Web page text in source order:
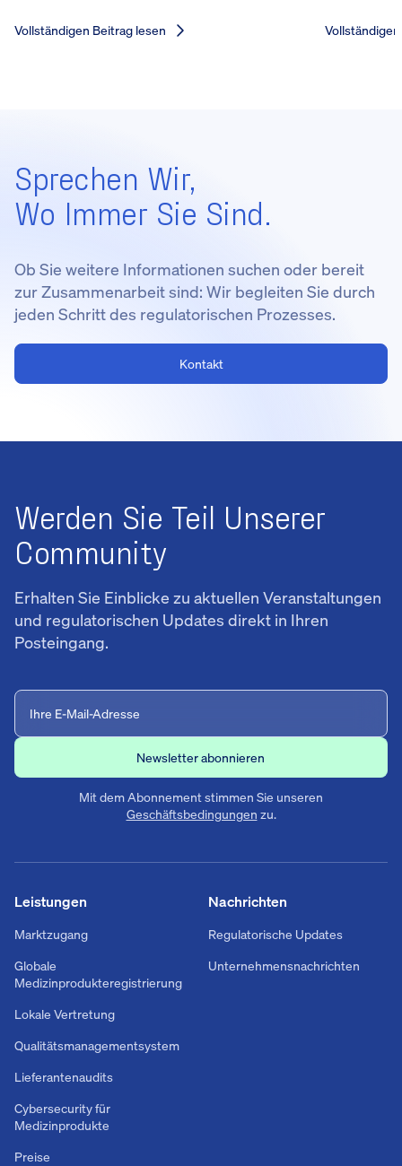
Vollständigen Beitrag lesen
Sprechen Wir,
Wo Immer Sie Sind.
Ob Sie weitere Informationen suchen oder bereit
zur Zusammenarbeit sind: Wir begleiten Sie durch
jeden Schritt des regulatorischen Prozesses.
Kontakt
Werden Sie Teil Unserer
Community
Erhalten Sie Einblicke zu aktuellen Veranstaltungen
und regulatorischen Updates direkt in Ihren
Posteingang.
Mit dem Abonnement stimmen Sie unseren
Geschäftsbedingungen zu.
Nachrichten
Regulatorische Updates
Unternehmensnachrichten
Leistungen
Marktzugang
Globale
Medizinprodukteregistrierung
Lokale Vertretung
Qualitätsmanagementsystem
Lieferantenaudits
Cybersecurity für
Medizinprodukte
Preise